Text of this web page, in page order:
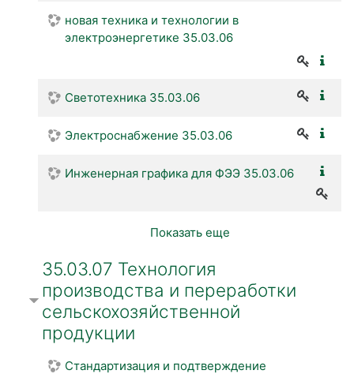
новая техника и технологии в
электроэнергетике 35.03.06
Светотехника 35.03.06
Электроснабжение 35.03.06
Инженерная графика для ФЭЭ 35.03.06
Показать еще
35.03.07 Технология
производства и переработки
сельскохозяйственной
продукции
Стандартизация и подтверждение